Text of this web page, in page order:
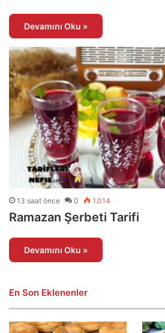
Devamını Oku »
13 saat önce 0 1.014
Ramazan Şerbeti Tarifi
Devamını Oku »
En Son Eklenenler